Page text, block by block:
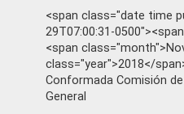
<span class="date time
29T07:00:31-
<span
class="year">2018</
Conformada Comisión
General